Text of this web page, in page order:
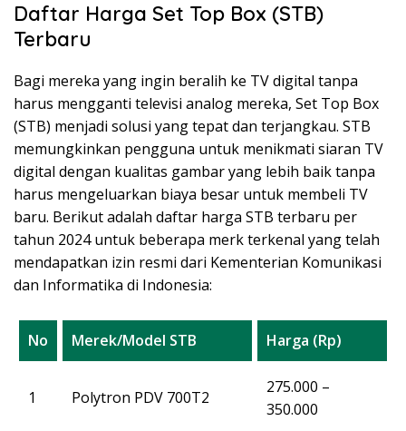
Daftar Harga Set Top Box (STB)
Terbaru
Bagi mereka yang ingin beralih ke TV digital tanpa
harus mengganti televisi analog mereka, Set Top Box
(STB) menjadi solusi yang tepat dan terjangkau. STB
memungkinkan pengguna untuk menikmati siaran TV
digital dengan kualitas gambar yang lebih baik tanpa
harus mengeluarkan biaya besar untuk membeli TV
baru. Berikut adalah daftar harga STB terbaru per
tahun 2024 untuk beberapa merk terkenal yang telah
mendapatkan izin resmi dari Kementerian Komunikasi
dan Informatika di Indonesia:
No Merek/Model STB Harga (Rp)
1 Polytron PDV 700T2
275.000 –
350.000